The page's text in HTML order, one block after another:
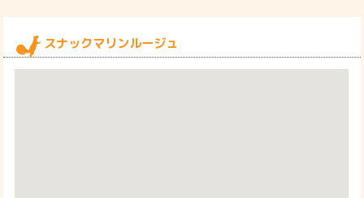
スナックマリンルージュ